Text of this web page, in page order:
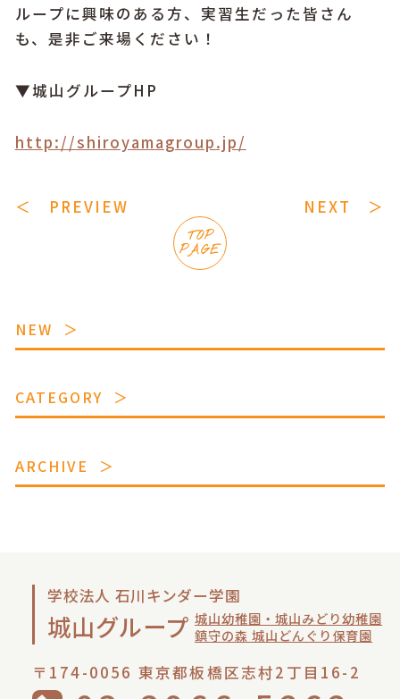
ループに興味のある方、実習生だった皆さん
も、是非ご来場ください！
▼城山グループHP
http://shiroyamagroup.jp/
＜ PREVIEW
TOP
PAGE
NEXT ＞
NEW
CATEGORY
ARCHIVE
学校法人 石川キンダー学園
城山グループ 城山幼稚園・城山みどり幼稚園
鎮守の森 城山どんぐり保育園
〒174-0056 東京都板橋区志村2丁目16-2